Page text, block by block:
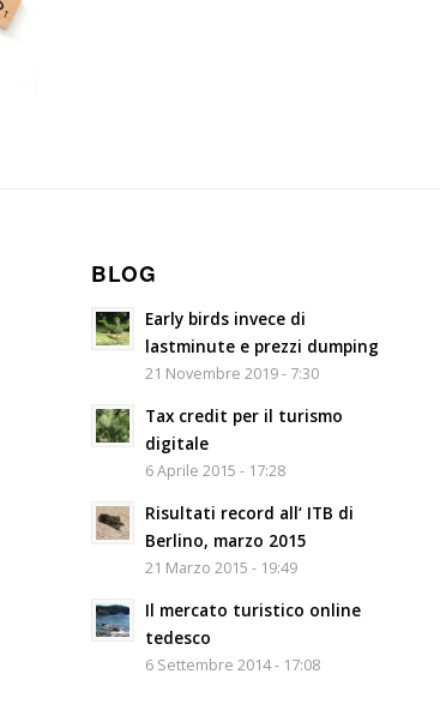
BLOG
Early birds invece di
lastminute e prezzi dumping
21 Novembre 2019 - 7:30
Tax credit per il turismo
digitale
6 Aprile 2015 - 17:28
Risultati record all‘ ITB di
Berlino, marzo 2015
21 Marzo 2015 - 19:49
Il mercato turistico online
tedesco
6 Settembre 2014 - 17:08